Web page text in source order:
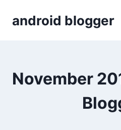
android blogger
November